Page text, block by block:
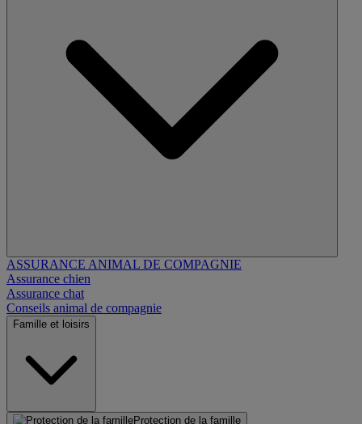
ASSURANCE ANIMAL DE COMPAGNIE
Assurance chien
Assurance chat
Conseils animal de compagnie
Famille et loisirs
Protection de la famille